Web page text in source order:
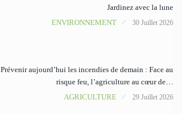
Jardinez avec la lune
ENVIRONNEMENT
30 Juillet 2026
Prévenir aujourd’hui les incendies de demain : Face au
risque feu, l’agriculture au cœur de…
AGRICULTURE
29 Juillet 2026